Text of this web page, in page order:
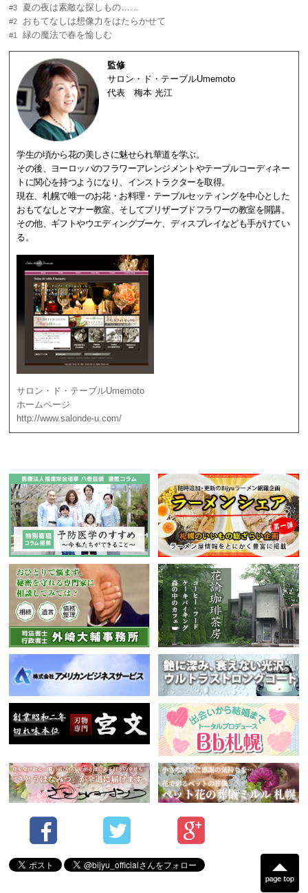
#3 夏の夜は素敵な探しもの……
#2 おもてなしは想像力をはたらかせて
#1 緑の魔法で春を愉しむ
監修
サロン・ド・テーブルUmemoto
代表梅本 光江
学生の頃から花の美しさに魅せられ華道を学ぶ。
その後、ヨーロッパのフラワーアレンジメントやテーブルコーディネー
トに関心を持つようになり、インストラクターを取得。
現在、札幌で唯一のお花・お料理・テーブルセッティングを中心とした
おもてなしとマナー教室、そしてプリザーブドフラワーの教室を開講。
その他、ギフトやウエディングブーケ、ディスプレイなども手がけてい
る。
サロン・ド・テーブルUmemoto
ホームページ
http://www.salonde-u.com/